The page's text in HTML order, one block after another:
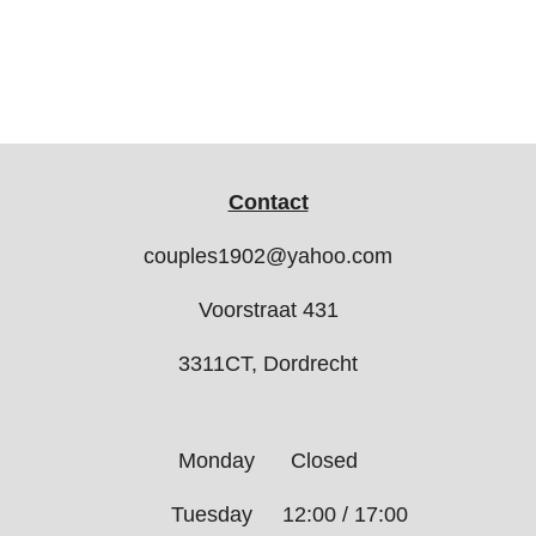
Contact
couples1902@yahoo.com
Voorstraat 431
3311CT, Dordrecht
Monday Closed
Tuesday 12:00 / 17:00